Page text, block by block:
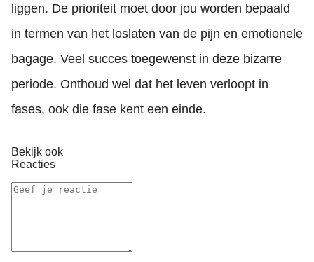
liggen. De prioriteit moet door jou worden bepaald
in termen van het loslaten van de pijn en emotionele
bagage. Veel succes toegewenst in deze bizarre
periode. Onthoud wel dat het leven verloopt in
fases, ook die fase kent een einde.
Bekijk ook
Reacties